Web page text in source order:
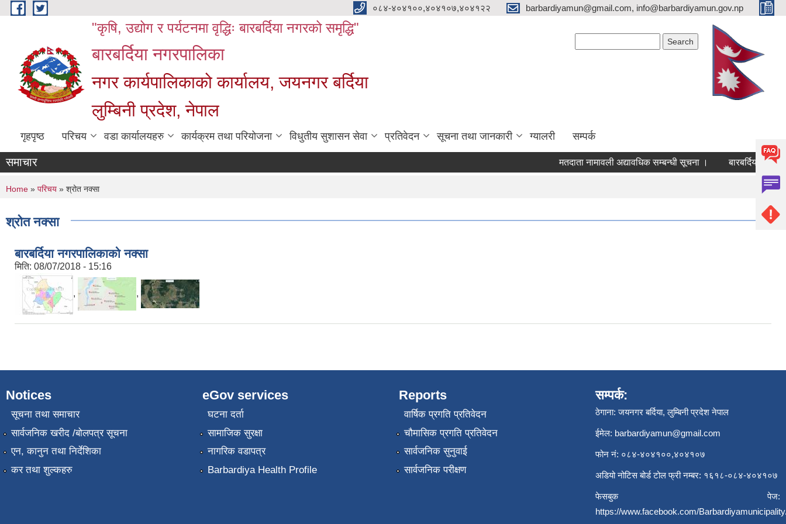
Skip to main content ०८४-४०४१००,४०४१०७,४०४१२२ barbardiyamun@gmail.com, info@barbardiyamun.gov.np
"कृषि, उद्योग र पर्यटनमा वृद्धिः बारबर्दिया नगरको समृद्धि"
बारबर्दिया नगरपालिका
नगर कार्यपालिकाको कार्यालय, जयनगर बर्दिया
लुम्बिनी प्रदेश, नेपाल
गृहपृष्ठ परिचय वडा कार्यालयहरु कार्यक्रम तथा परियोजना विधुतीय सुशासन सेवा प्रतिवेदन सूचना तथा जानकारी ग्यालरी सम्पर्क
समाचार मतदाता नामावली अद्यावधिक सम्बन्धी सूचना । बारबर्दिया-
You are here
Home » परिचय » श्रोत नक्सा
श्रोत नक्सा
बारबर्दिया नगरपालिकाको नक्सा
मिति: 08/07/2018 - 15:16
, ,
Notices
सूचना तथा समाचार
सार्वजनिक खरीद /बोलपत्र सूचना
एन, कानुन तथा निर्देशिका
कर तथा शुल्कहरु
eGov services
घटना दर्ता
सामाजिक सुरक्षा
नागरिक वडापत्र
Barbardiya Health Profile
Reports
वार्षिक प्रगति प्रतिवेदन
चौमासिक प्रगति प्रतिवेदन
सार्वजनिक सुनुवाई
सार्वजनिक परीक्षण
सम्पर्क:
ठेगाना: जयनगर बर्दिया, लुम्बिनी प्रदेश नेपाल
ईमेल: barbardiyamun@gmail.com
फोन नं: ०८४-४०४१००,४०४१०७
अडियो नोटिस बोर्ड टोल फ्री नम्बर: १६१८-०८४-४०४१०७
फेसबुक पेज:
https://www.facebook.com/